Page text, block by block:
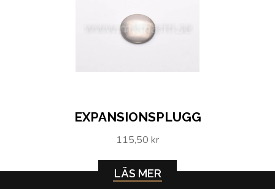
EXPANSIONSPLUGG
115,50 kr
LÄS MER